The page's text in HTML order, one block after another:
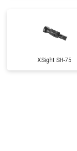
XSight SH-75